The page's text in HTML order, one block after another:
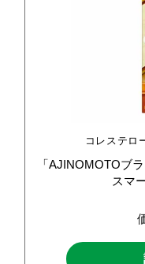
コレステロ
「AJINOMOTOブ
スマ